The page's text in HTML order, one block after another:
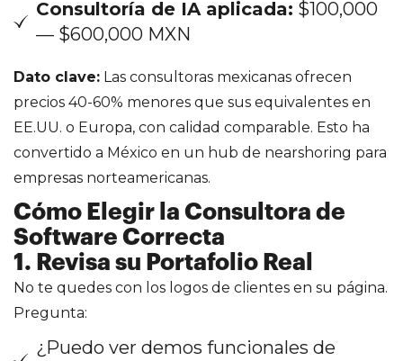
Consultoría de IA aplicada: $100,000
— $600,000 MXN
Dato clave: Las consultoras mexicanas ofrecen
precios 40-60% menores que sus equivalentes en
EE.UU. o Europa, con calidad comparable. Esto ha
convertido a México en un hub de nearshoring para
empresas norteamericanas.
Cómo Elegir la Consultora de
Software Correcta
1. Revisa su Portafolio Real
No te quedes con los logos de clientes en su página.
Pregunta:
¿Puedo ver demos funcionales de